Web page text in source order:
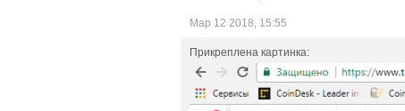
Мар 12 2018, 15:55
Прикреплена картинка: